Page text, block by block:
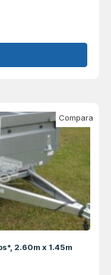
2.60m x 1.45m
Compara